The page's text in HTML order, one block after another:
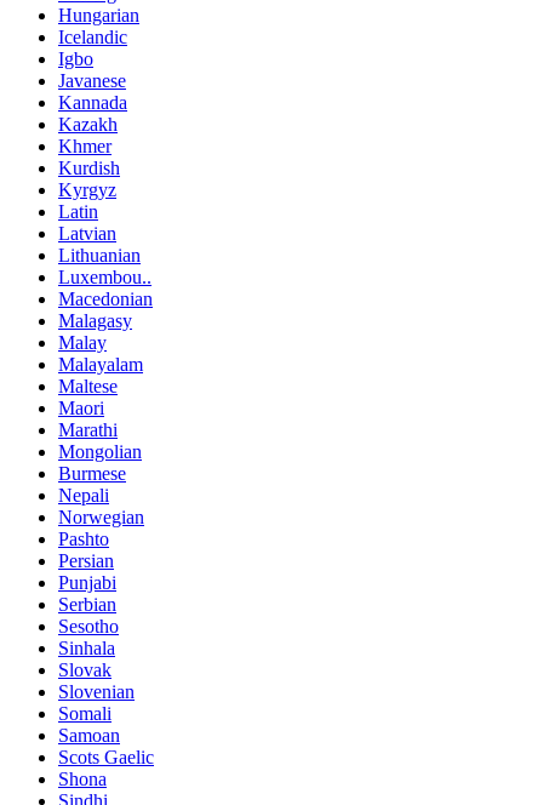
Hungarian
Icelandic
Igbo
Javanese
Kannada
Kazakh
Khmer
Kurdish
Kyrgyz
Latin
Latvian
Lithuanian
Luxembou..
Macedonian
Malagasy
Malay
Malayalam
Maltese
Maori
Marathi
Mongolian
Burmese
Nepali
Norwegian
Pashto
Persian
Punjabi
Serbian
Sesotho
Sinhala
Slovak
Slovenian
Somali
Samoan
Scots Gaelic
Shona
Sindhi